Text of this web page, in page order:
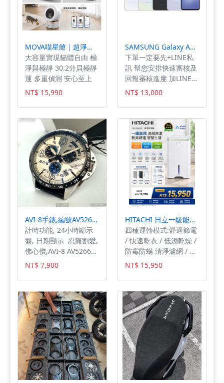
MOVA喵星艙｜超淨智慧大容量貓砂機LR 10 Prime(智慧貓砂盆/自動貓砂機/
大容量實現貓體自由 極
淨與極靜 30.2分貝極靜
運 多重偵測 安心至上
NT$ 15,990
SAMSUNG Galaxy A36 5G 8+256
下單一定要先+LINE私
訊 幫您安排快速審核及
回報審核進度 加LINE私
訊：@pco7364c 地址:
高雄市鳳山區青年路二
段286號 電話:07-
7808966 眾多3C產品，
若賣場找不到您要型號
或想客製需求， 可先傳
訊或來電詢問以便幫您
開啟個案賣場，謝謝！
NT$ 13,000
AVI-8手錶,編號AV52669,44mm銀錶殼,深黑色錶帶款
計時功能, 24小時顯示
盤, 日期顯示 忍痛割愛,
佛心價,AVI-8 AV52669
男錶以44mm精鋼銀色
圓形錶殼呈現穩重比
例，石英機芯結構單純
耐用，為日常配戴提供
準確而踏實的時間基
礎。
NT$ 7,900
HITACHI 日立一級能效15公升清淨除濕機 RD-300HC
四種運轉模式:舒適節電
/ 快速乾衣 / 低濕乾燥 /
防霉防螨 清淨濾網 / 萬
向滾輪 APP雲端遙控好
NT$ 15,950